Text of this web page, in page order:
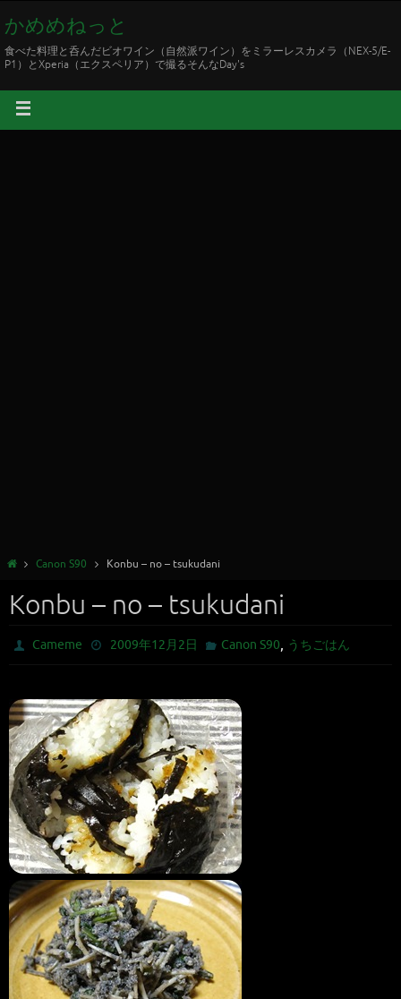
かめめねっと
食べた料理と呑んだビオワイン（自然派ワイン）をミラーレスカメラ（NEX-5/E-
P1）とXperia（エクスペリア）で撮るそんなDay's
Canon S90 Konbu – no – tsukudani
Konbu – no – tsukudani
Cameme 2009年12月2日 Canon S90, うちごはん